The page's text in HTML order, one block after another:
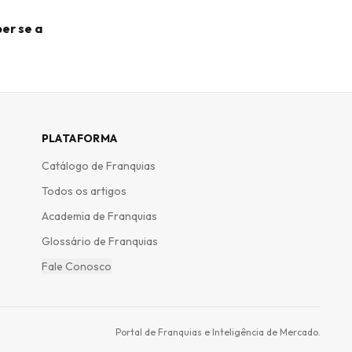
se a
PLATAFORMA
Catálogo de Franquias
Todos os artigos
Academia de Franquias
Glossário de Franquias
Fale Conosco
Portal de Franquias e Inteligência de Mercado.